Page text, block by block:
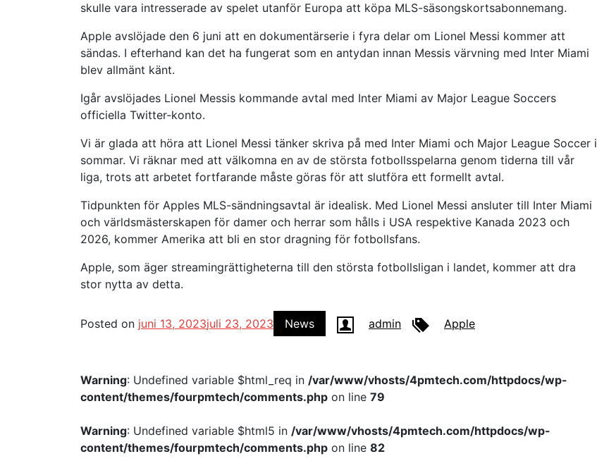
skulle vara intresserade av spelet utanför Europa att köpa MLS-säsongskortsabonnemang.
Apple avslöjade den 6 juni att en dokumentärserie i fyra delar om Lionel Messi kommer att
sändas. I efterhand kan det ha fungerat som en antydan innan Messis värvning med Inter Miami
blev allmänt känt.
Igår avslöjades Lionel Messis kommande avtal med Inter Miami av Major League Soccers
officiella Twitter-konto.
Vi är glada att höra att Lionel Messi tänker skriva på med Inter Miami och Major League Soccer i
sommar. Vi räknar med att välkomna en av de största fotbollsspelarna genom tiderna till vår
liga, trots att arbetet fortfarande måste göras för att slutföra ett formellt avtal.
Tidpunkten för Apples MLS-sändningsavtal är idealisk. Med Lionel Messi ansluter till Inter Miami
och världsmästerskapen för damer och herrar som hålls i USA respektive Kanada 2023 och
2026, kommer Amerika att bli en stor dragning för fotbollsfans.
Apple, som äger streamingrättigheterna till den största fotbollsligan i landet, kommer att dra
stor nytta av detta.
Posted on juni 13, 2023juli 23, 2023 News admin Apple
Warning: Undefined variable $html_req in /var/www/vhosts/4pmtech.com/httpdocs/wp-
content/themes/fourpmtech/comments.php on line 79
Warning: Undefined variable $html5 in /var/www/vhosts/4pmtech.com/httpdocs/wp-
content/themes/fourpmtech/comments.php on line 82